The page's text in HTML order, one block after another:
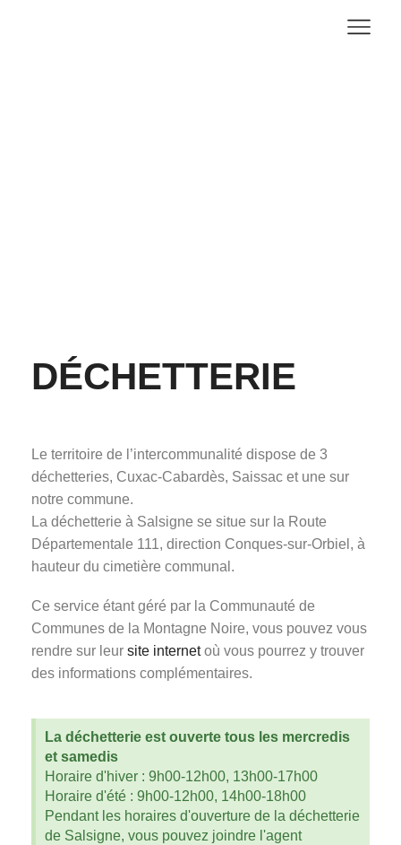
DÉCHETTERIE
Le territoire de l’intercommunalité dispose de 3
déchetteries, Cuxac-Cabardès, Saissac et une sur
notre commune.
La déchetterie à Salsigne se situe sur la Route
Départementale 111, direction Conques-sur-Orbiel, à
hauteur du cimetière communal.
Ce service étant géré par la Communauté de
Communes de la Montagne Noire, vous pouvez vous
rendre sur leur site internetoù vous pourrez y trouver
des informations complémentaires.
La déchetterie est ouverte tous les mercredis
et samedis
Horaire d'hiver : 9h00-12h00, 13h00-17h00
Horaire d'été : 9h00-12h00, 14h00-18h00
Pendant les horaires d'ouverture de la déchetterie
de Salsigne, vous pouvez joindre l'agent